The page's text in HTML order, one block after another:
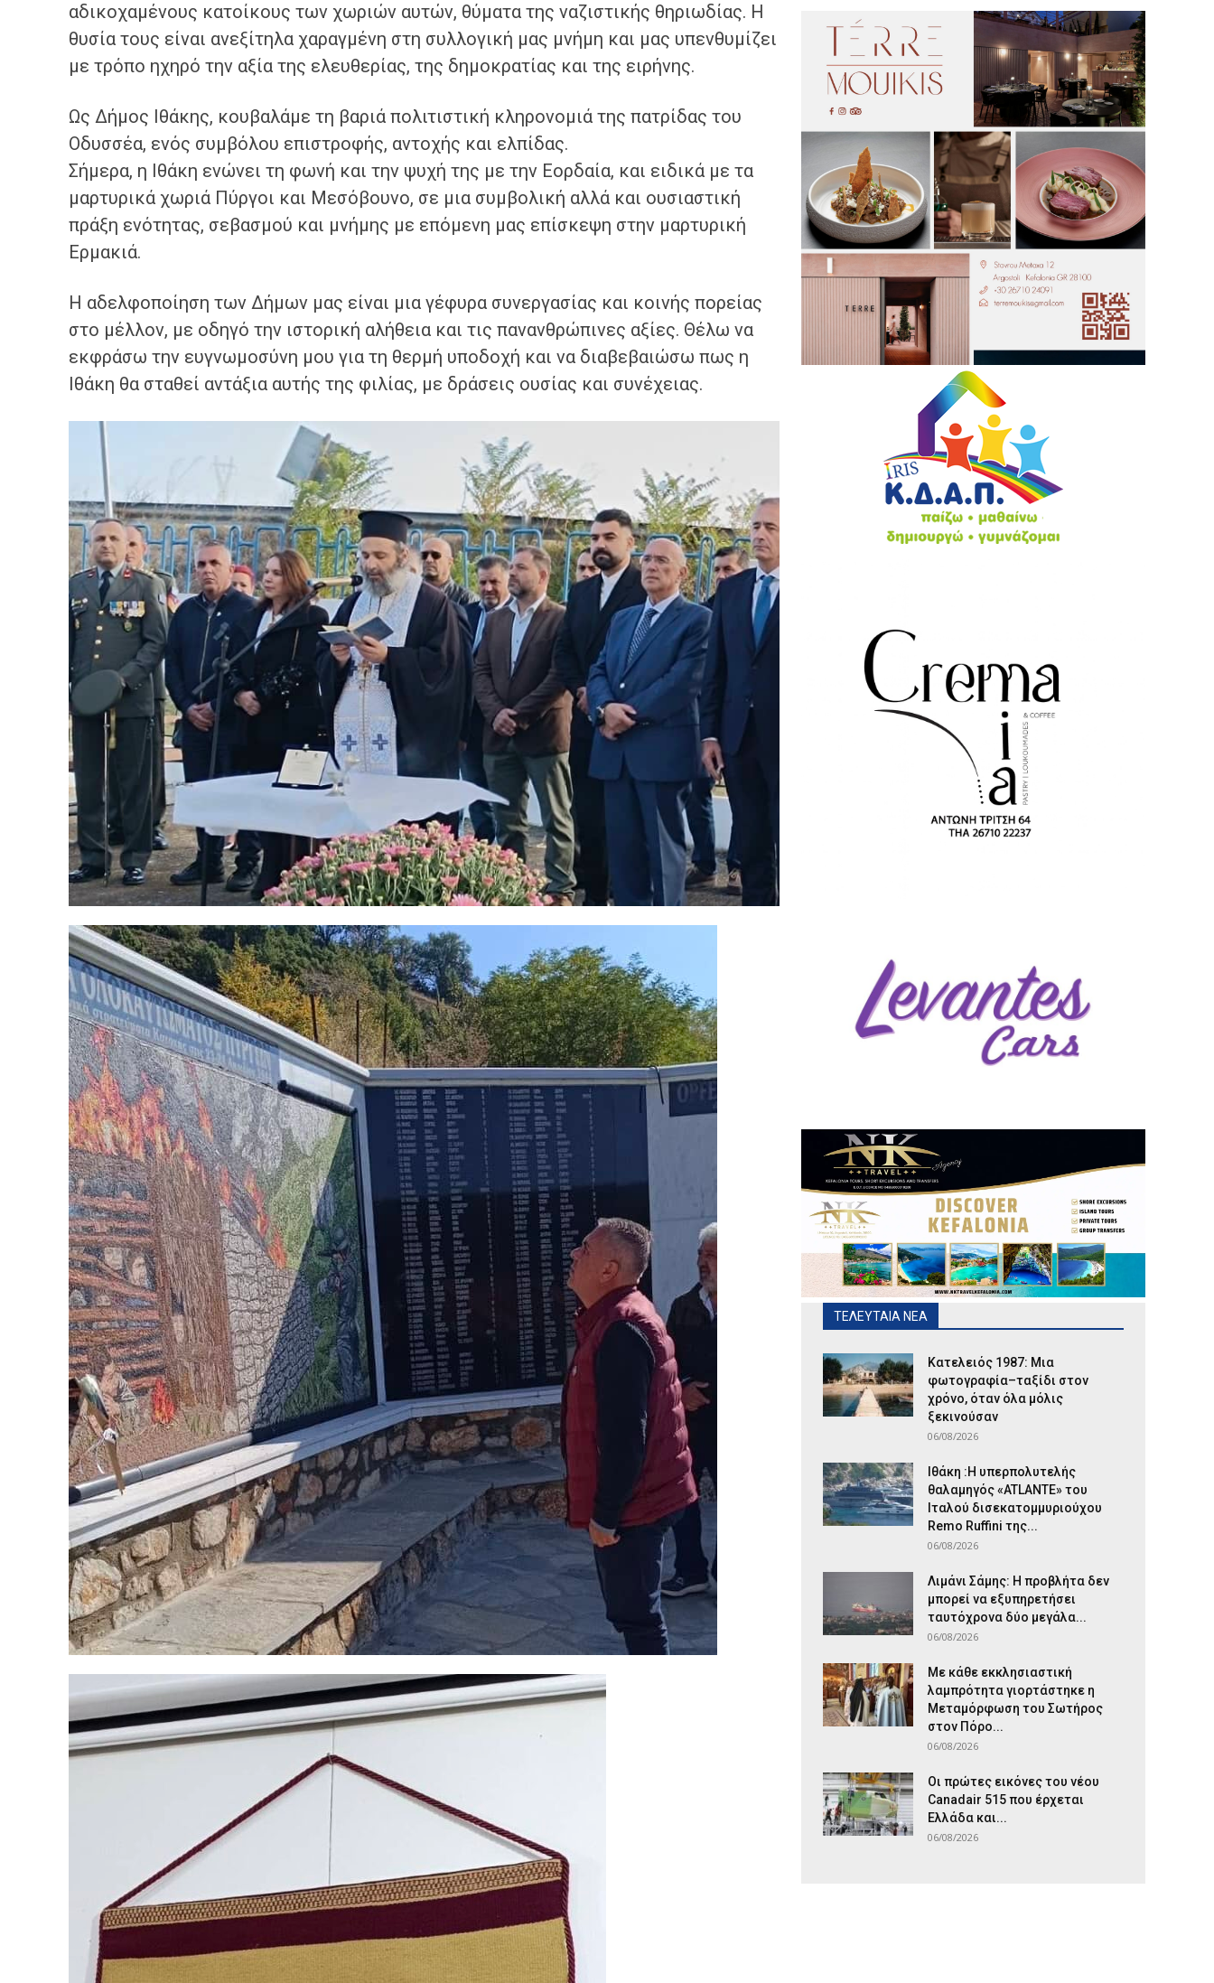
αδικοχαμένους κατοίκους των χωριών αυτών, θύματα της ναζιστικής θηριωδίας. Η
θυσία τους είναι ανεξίτηλα χαραγμένη στη συλλογική μας μνήμη και μας υπενθυμίζει
με τρόπο ηχηρό την αξία της ελευθερίας, της δημοκρατίας και της ειρήνης.
Ως Δήμος Ιθάκης, κουβαλάμε τη βαριά πολιτιστική κληρονομιά της πατρίδας του
Οδυσσέα, ενός συμβόλου επιστροφής, αντοχής και ελπίδας.
Σήμερα, η Ιθάκη ενώνει τη φωνή και την ψυχή της με την Εορδαία, και ειδικά με τα
μαρτυρικά χωριά Πύργοι και Μεσόβουνο, σε μια συμβολική αλλά και ουσιαστική
πράξη ενότητας, σεβασμού και μνήμης με επόμενη μας επίσκεψη στην μαρτυρική
Ερμακιά.
Η αδελφοποίηση των Δήμων μας είναι μια γέφυρα συνεργασίας και κοινής πορείας
στο μέλλον, με οδηγό την ιστορική αλήθεια και τις πανανθρώπινες αξίες. Θέλω να
εκφράσω την ευγνωμοσύνη μου για τη θερμή υποδοχή και να διαβεβαιώσω πως η
Ιθάκη θα σταθεί αντάξια αυτής της φιλίας, με δράσεις ουσίας και συνέχειας.
ΤΕΛΕΥΤΑΙΑ ΝΕΑ
Κατελειός 1987: Μια
φωτογραφία–ταξίδι στον
χρόνο, όταν όλα μόλις
ξεκινούσαν
06/08/2026
Ιθάκη :Η υπερπολυτελής
θαλαμηγός «ATLANTE» του
Ιταλού δισεκατομμυριούχου
Remo Ruffini της...
06/08/2026
Λιμάνι Σάμης: Η προβλήτα δεν
μπορεί να εξυπηρετήσει
ταυτόχρονα δύο μεγάλα...
06/08/2026
Με κάθε εκκλησιαστική
λαμπρότητα γιορτάστηκε η
Μεταμόρφωση του Σωτήρος
στον Πόρο...
06/08/2026
Οι πρώτες εικόνες του νέου
Canadair 515 που έρχεται
Ελλάδα και...
06/08/2026